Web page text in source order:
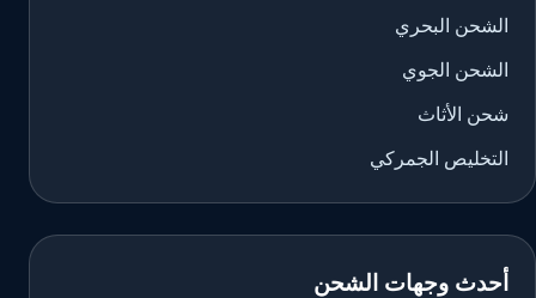
الشحن البحري
الشحن الجوي
شحن الأثاث
التخليص الجمركي
أحدث وجهات الشحن